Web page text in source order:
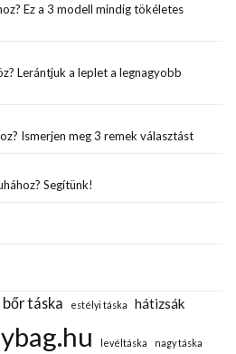
Ez a 3 modell mindig tökéletes
Lerántjuk a leplet a legnagyobb
Ismerjen meg 3 remek választást
Segítünk!
bőr táska estélyi táska hátizsák
levéltáska nagy táska